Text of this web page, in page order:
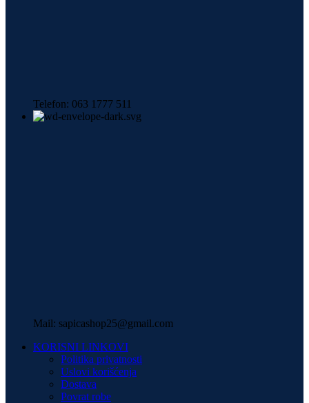
Telefon: 063 1777 511
Mail: sapicashop25@gmail.com
KORISNI LINKOVI
Politika privatnosti
Uslovi korišćenja
Dostava
Povrat robe